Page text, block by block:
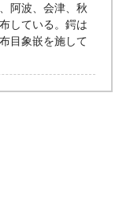
阿波、会津、秋
している。鍔は
目象嵌を施して